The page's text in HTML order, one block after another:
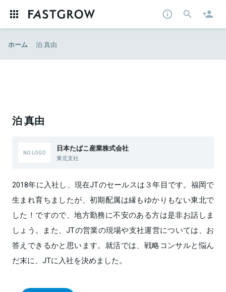
ホーム 泊 真由
泊 真由
日本たばこ産業株式会社
東北支社
2018年に入社し、現在JTのセールスは３年目です。福岡で
生まれ育ちましたが、初期配属は縁もゆかりもない東北で
した！ですので、地方勤務に不安のある方は是非お話しま
しょう。また、JTの営業の現場や支社運営については、お
答えできるかと思います。就活では、戦略コンサルと悩ん
だ末に、JTに入社を決めました。